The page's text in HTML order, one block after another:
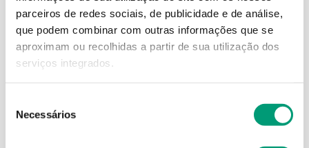
parceiros de redes sociais, de publicidade e de análise,
que podem combinar com outras informações que se
aproximam ou recolhidas a partir de sua utilização dos
serviços integrados.
Necessários
FISICALM
Fisicalm Emulgel 100ml
13, 49 €